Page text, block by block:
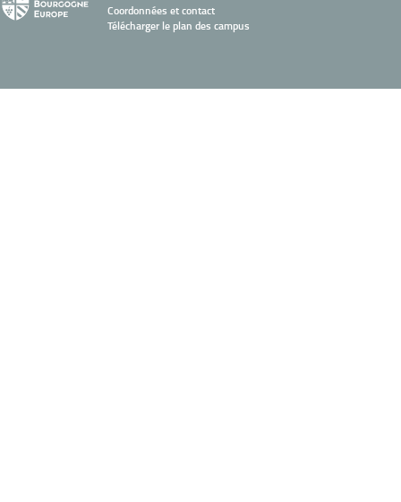
Coordonnées et contact
Télécharger le plan des campus